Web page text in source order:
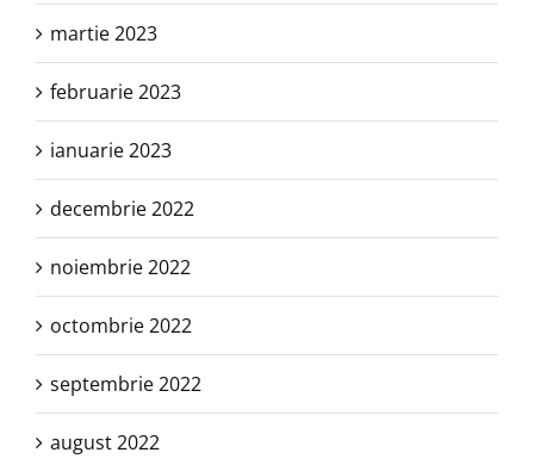
martie 2023
februarie 2023
ianuarie 2023
decembrie 2022
noiembrie 2022
octombrie 2022
septembrie 2022
august 2022